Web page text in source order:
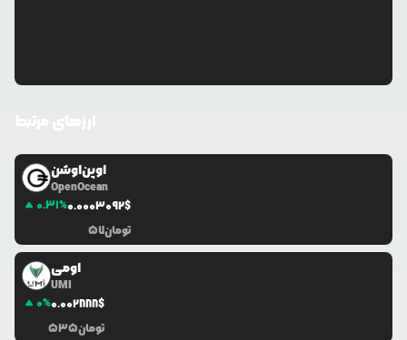
اوپن‌اوشن
OpenOcean
0.31%0.0003092$
57تومان
اومی
UMI
0%0.002888$
535تومان